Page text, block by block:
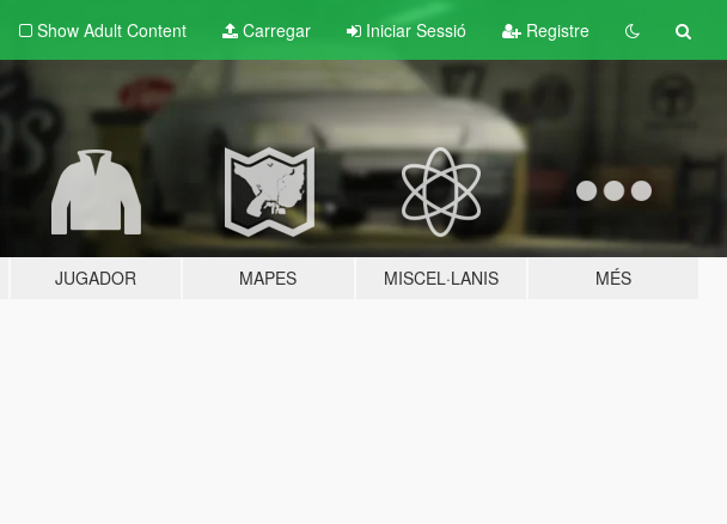
Show Adult Content Carregar Iniciar Sessió Registre
JUGADOR MAPES MISCEL·LANIS MÉS